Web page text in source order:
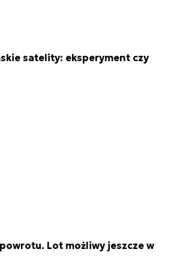
satelity: eksperyment czy
Lot możliwy jeszcze w